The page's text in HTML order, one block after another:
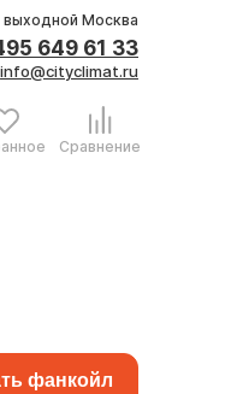
649 61 33
info@cityclimat.ru
выходной Москва
Сравнение
фанкойл